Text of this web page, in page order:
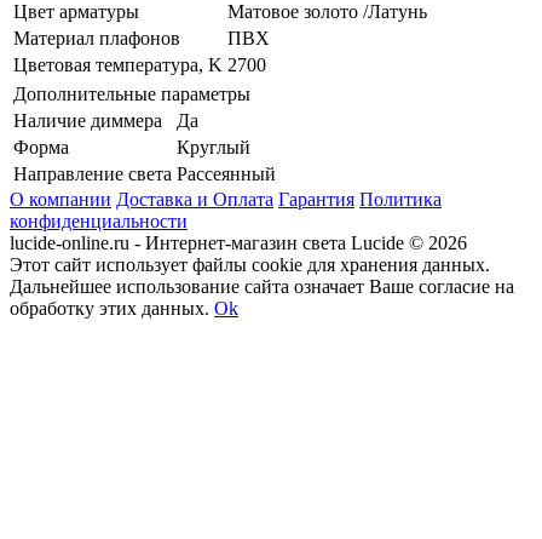
Цвет арматуры
Матовое золото /Латунь
Материал плафонов
ПВХ
Цветовая температура, K 2700
Дополнительные параметры
Наличие диммера
Да
Форма
Круглый
Направление света Рассеянный
О компании Доставка и Оплата Гарантия Политика
конфиденциальности
lucide-online.ru - Интернет-магазин света Lucide © 2026
Этот сайт использует файлы cookie для хранения данных.
Дальнейшее использование сайта означает Ваше согласие на
обработку этих данных. Ok